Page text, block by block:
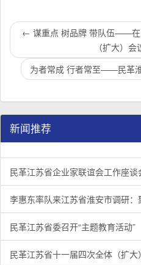
← 谋重点 树品牌 带队伍——在
（扩大）
为者常成 行者常至——民革
新闻推荐
民革江苏省企业家联谊会
1/3 李惠东率队来江苏省淮安
2/3 民革江苏省委召开“主题教
3/3
民革江苏省企业家联谊会工作座谈
李惠东率队来江苏省淮安市调研：
民革江苏省委召开“主题教育活动”
民革江苏省十一届四次全体（扩大）